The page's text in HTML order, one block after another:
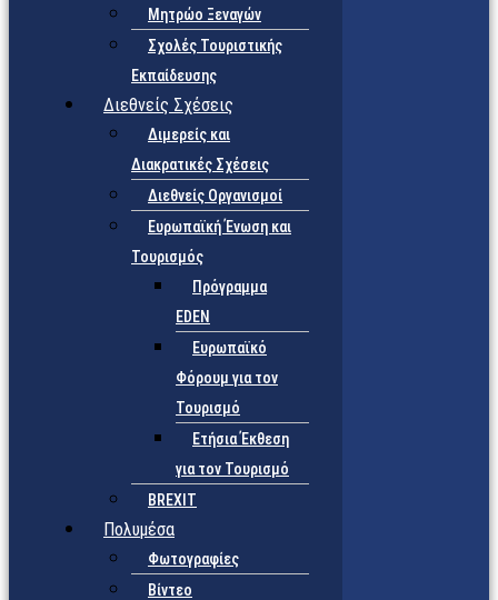
Μητρώο Ξεναγών
Σχολές Τουριστικής
Εκπαίδευσης
Διεθνείς Σχέσεις
Διμερείς και
Διακρατικές Σχέσεις
Διεθνείς Οργανισμοί
Ευρωπαϊκή Ένωση και
Τουρισμός
Πρόγραμμα
EDEN
Ευρωπαϊκό
Φόρουμ για τον
Τουρισμό
Ετήσια Έκθεση
για τον Τουρισμό
BREXIT
Πολυμέσα
Φωτογραφίες
Βίντεο